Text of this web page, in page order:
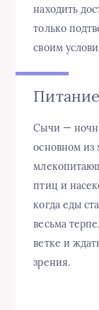
находить
только
своим
Сычи —
основном
птиц и
когда еды
весьма
ветке и
зрения.